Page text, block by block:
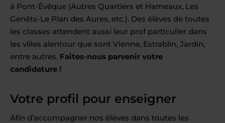
à Pont-Évêque (Autres Quartiers et Hameaux, Les
Genêts-Le Plan des Aures, etc.). Des élèves de toutes
les classes attendent aussi leur prof particulier dans
les villes alentour que sont Vienne, Estrablin, Jardin,
entre autres. Faites-nous parvenir votre
candidature !
Votre profil pour enseigner
Afin d’accompagner nos élèves dans toutes les